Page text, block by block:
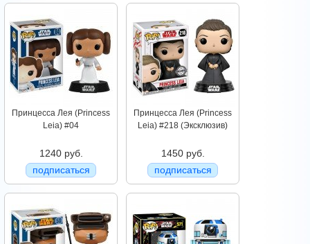
Принцесса Лея (Princess
Leia) #04
1240 руб.
подписаться
Принцесса Лея (Princess
Leia) #218 (Эксклюзив)
1450 руб.
подписаться